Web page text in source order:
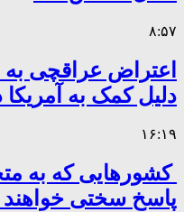
۸:۵۷
اعتراض عراقچی به
دلیل کمک به
۱۶:۱۹
کشورهایی که به
پاسخ سختی